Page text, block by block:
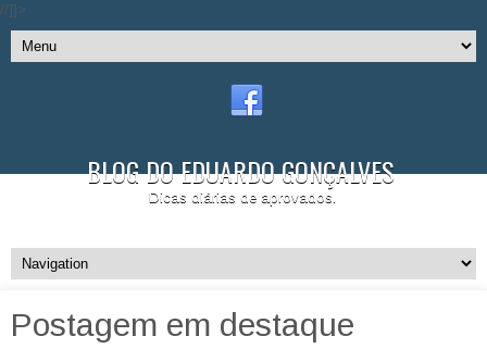
//]]>
BLOG DO EDUARDO GONÇALVES
Dicas diárias de aprovados.
Postagem em destaque